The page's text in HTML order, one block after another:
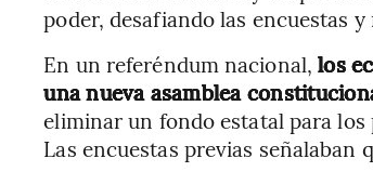
poder, desafiando las encuestas
En un referéndum nacional, los
una nueva asamblea
eliminar un fondo estatal para
Las encuestas previas señalaban